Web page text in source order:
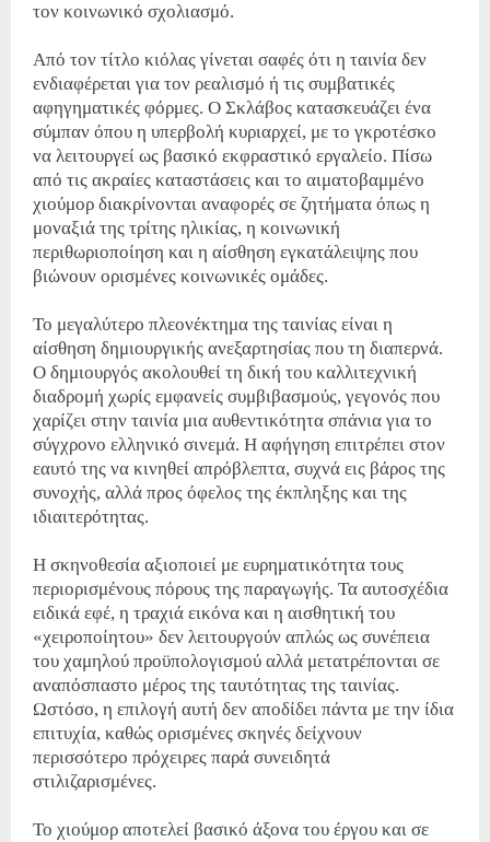
τον κοινωνικό σχολιασμό.
Από τον τίτλο κιόλας γίνεται σαφές ότι η ταινία δεν
ενδιαφέρεται για τον ρεαλισμό ή τις συμβατικές
αφηγηματικές φόρμες. Ο Σκλάβος κατασκευάζει ένα
σύμπαν όπου η υπερβολή κυριαρχεί, με το γκροτέσκο
να λειτουργεί ως βασικό εκφραστικό εργαλείο. Πίσω
από τις ακραίες καταστάσεις και το αιματοβαμμένο
χιούμορ διακρίνονται αναφορές σε ζητήματα όπως η
μοναξιά της τρίτης ηλικίας, η κοινωνική
περιθωριοποίηση και η αίσθηση εγκατάλειψης που
βιώνουν ορισμένες κοινωνικές ομάδες.
Το μεγαλύτερο πλεονέκτημα της ταινίας είναι η
αίσθηση δημιουργικής ανεξαρτησίας που τη διαπερνά.
Ο δημιουργός ακολουθεί τη δική του καλλιτεχνική
διαδρομή χωρίς εμφανείς συμβιβασμούς, γεγονός που
χαρίζει στην ταινία μια αυθεντικότητα σπάνια για το
σύγχρονο ελληνικό σινεμά. Η αφήγηση επιτρέπει στον
εαυτό της να κινηθεί απρόβλεπτα, συχνά εις βάρος της
συνοχής, αλλά προς όφελος της έκπληξης και της
ιδιαιτερότητας.
Η σκηνοθεσία αξιοποιεί με ευρηματικότητα τους
περιορισμένους πόρους της παραγωγής. Τα αυτοσχέδια
ειδικά εφέ, η τραχιά εικόνα και η αισθητική του
«χειροποίητου» δεν λειτουργούν απλώς ως συνέπεια
του χαμηλού προϋπολογισμού αλλά μετατρέπονται σε
αναπόσπαστο μέρος της ταυτότητας της ταινίας.
Ωστόσο, η επιλογή αυτή δεν αποδίδει πάντα με την ίδια
επιτυχία, καθώς ορισμένες σκηνές δείχνουν
περισσότερο πρόχειρες παρά συνειδητά
στιλιζαρισμένες.
Το χιούμορ αποτελεί βασικό άξονα του έργου και σε